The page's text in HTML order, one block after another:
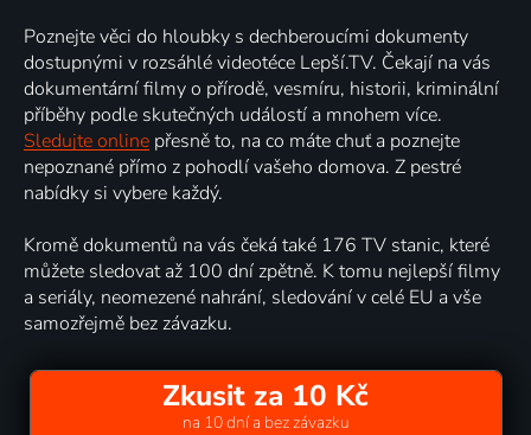
Poznejte věci do hloubky s dechberoucími dokumenty
dostupnými v rozsáhlé videotéce Lepší.TV. Čekají na vás
dokumentární filmy o přírodě, vesmíru, historii, kriminální
příběhy podle skutečných událostí a mnohem více.
Sledujte online přesně to, na co máte chuť a poznejte
nepoznané přímo z pohodlí vašeho domova. Z pestré
nabídky si vybere každý.
Kromě dokumentů na vás čeká také 176 TV stanic, které
můžete sledovat až 100 dní zpětně. K tomu nejlepší filmy
a seriály, neomezené nahrání, sledování v celé EU a vše
samozřejmě bez závazku.
Zkusit za 10 Kč
na 10 dní a bez závazku